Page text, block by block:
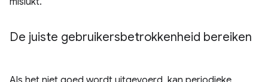
De juiste gebruikersbetrokkenheid bereiken